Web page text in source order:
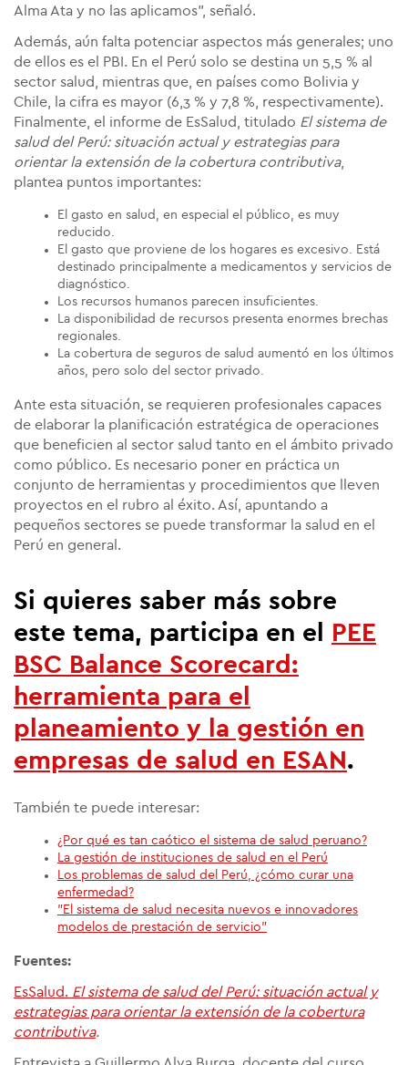
Alma Ata y no las aplicamos", señaló.
Además, aún falta potenciar aspectos más generales; uno
de ellos es el PBI. En el Perú solo se destina un 5,5 % al
sector salud, mientras que, en países como Bolivia y
Chile, la cifra es mayor (6,3 % y 7,8 %, respectivamente).
Finalmente, el informe de EsSalud, titulado El sistema de
salud del Perú: situación actual y estrategias para
orientar la extensión de la cobertura contributiva,
plantea puntos importantes:
El gasto en salud, en especial el público, es muy
reducido.
El gasto que proviene de los hogares es excesivo. Está
destinado principalmente a medicamentos y servicios de
diagnóstico.
Los recursos humanos parecen insuficientes.
La disponibilidad de recursos presenta enormes brechas
regionales.
La cobertura de seguros de salud aumentó en los últimos
años, pero solo del sector privado.
Ante esta situación, se requieren profesionales capaces
de elaborar la planificación estratégica de operaciones
que beneficien al sector salud tanto en el ámbito privado
como público. Es necesario poner en práctica un
conjunto de herramientas y procedimientos que lleven
proyectos en el rubro al éxito. Así, apuntando a
pequeños sectores se puede transformar la salud en el
Perú en general.
Si quieres saber más sobre
este tema, participa en el
PEE
BSC Balance Scorecard:
herramienta para el
planeamiento y la gestión en
empresas de salud en ESAN .
También te puede interesar:
¿Por qué es tan caótico el sistema de salud peruano?
La gestión de instituciones de salud en el Perú
Los problemas de salud del Perú, ¿cómo curar una
enfermedad?
"El sistema de salud necesita nuevos e innovadores
modelos de prestación de servicio"
Fuentes:
EsSalud. El sistema de salud del Perú: situación actual y
estrategias para orientar la extensión de la cobertura
contributiva.